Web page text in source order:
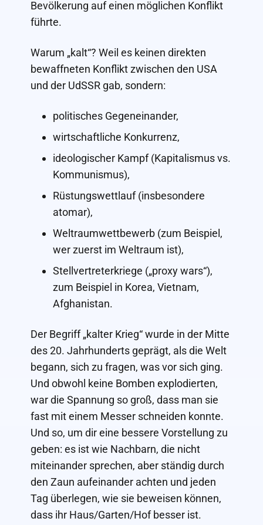
Bevölkerung auf einen möglichen Konflikt
führte.
Warum „kalt“? Weil es keinen direkten
bewaffneten Konflikt zwischen den USA
und der UdSSR gab, sondern:
politisches Gegeneinander,
wirtschaftliche Konkurrenz,
ideologischer Kampf (Kapitalismus vs.
Kommunismus),
Rüstungswettlauf (insbesondere
atomar),
Weltraumwettbewerb (zum Beispiel,
wer zuerst im Weltraum ist),
Stellvertreterkriege („proxy wars“),
zum Beispiel in Korea, Vietnam,
Afghanistan.
Der Begriff „kalter Krieg“ wurde in der Mitte
des 20. Jahrhunderts geprägt, als die Welt
begann, sich zu fragen, was vor sich ging.
Und obwohl keine Bomben explodierten,
war die Spannung so groß, dass man sie
fast mit einem Messer schneiden konnte.
Und so, um dir eine bessere Vorstellung zu
geben: es ist wie Nachbarn, die nicht
miteinander sprechen, aber ständig durch
den Zaun aufeinander achten und jeden
Tag überlegen, wie sie beweisen können,
dass ihr Haus/Garten/Hof besser ist.